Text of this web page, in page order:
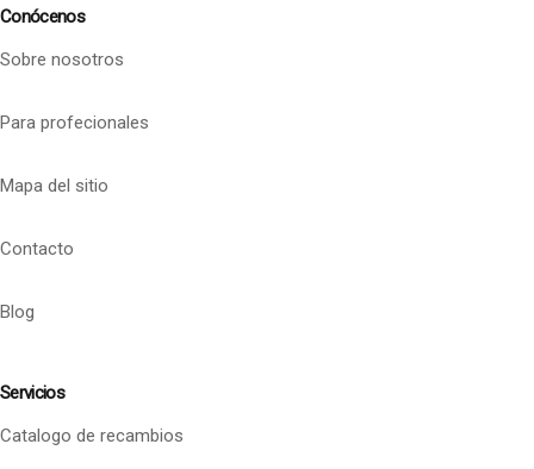
Conócenos
Sobre nosotros
Para profecionales
Mapa del sitio
Contacto
Blog
Servicios
Catalogo de recambios